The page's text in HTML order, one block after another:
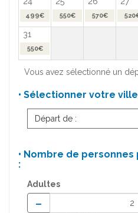
499€ 550€ 570€
31
550€
Vous avez sélectionné un
• Sélectionner votre
Départ de :
• Nombre de
:
Adultes
-